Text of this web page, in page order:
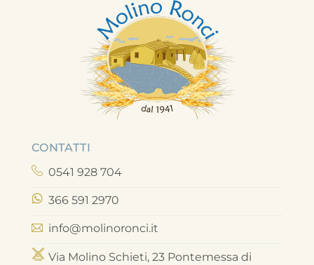
CONTATTI
0541 928 704
366 591 2970
info@molinoronci.it
Via Molino Schieti, 23 Pontemessa di